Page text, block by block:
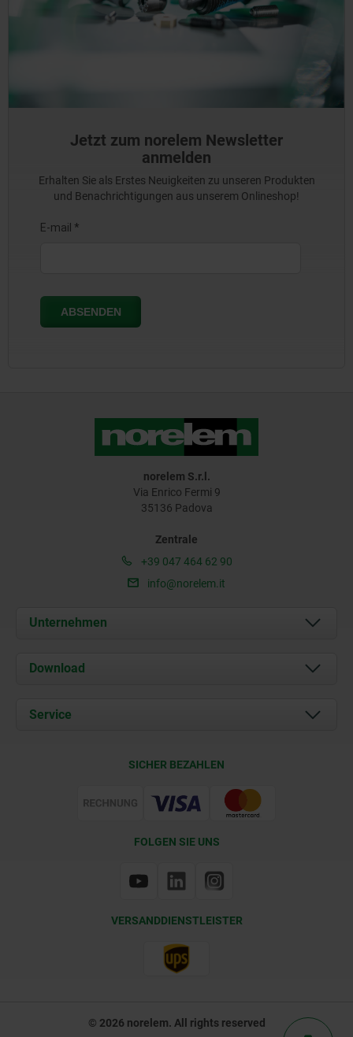
Jetzt zum norelem Newsletter
anmelden
Erhalten Sie als Erstes Neuigkeiten zu unseren Produkten
und Benachrichtigungen aus unserem Onlineshop!
norelem S.r.l.
Via Enrico Fermi 9
35136 Padova
Zentrale
+39 047 464 62 90
info@norelem.it
Unternehmen
Über uns
Kontakt
Download
Service
SICHER BEZAHLEN
FOLGEN SIE UNS
VERSANDDIENSTLEISTER
© 2026 norelem. All rights reserved